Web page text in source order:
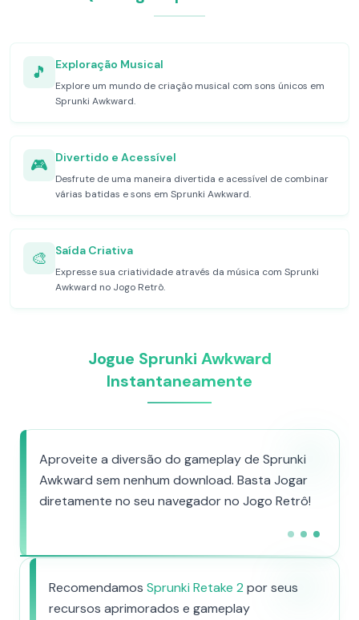
🎵 Exploração Musical
Explore um mundo de criação musical com sons únicos em
Sprunki Awkward.
🎮 Divertido e Acessível
Desfrute de uma maneira divertida e acessível de combinar
várias batidas e sons em Sprunki Awkward.
🎨 Saída Criativa
Expresse sua criatividade através da música com Sprunki
Awkward no Jogo Retrô.
Jogue Sprunki Awkward
Instantaneamente
Aproveite a diversão do gameplay de Sprunki
Awkward sem nenhum download. Basta Jogar
diretamente no seu navegador no Jogo Retrô!
Recomendamos Sprunki Retake 2 por seus
recursos aprimorados e gameplay